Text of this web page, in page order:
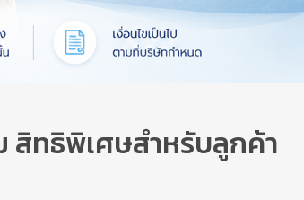
สิทธิพิเศษสำหรับลูกค้า